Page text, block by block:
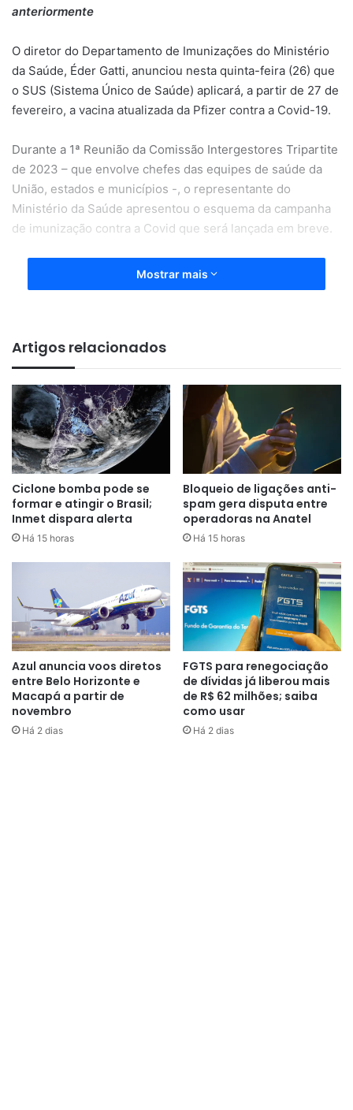
anteriormente
O diretor do Departamento de Imunizações do Ministério
da Saúde, Éder Gatti, anunciou nesta quinta-feira (26) que
o SUS (Sistema Único de Saúde) aplicará, a partir de 27 de
fevereiro, a vacina atualizada da Pfizer contra a Covid-19.
Durante a 1ª Reunião da Comissão Intergestores Tripartite
de 2023 – que envolve chefes das equipes de saúde da
União, estados e municípios -, o representante do
Ministério da Saúde apresentou o esquema da campanha
de imunização contra a Covid que será lançada em breve.
O reforço com a vacina bivalente da Pfizer, que oferece
proteção específica contra a variante Ômicron do
tenha tomado ao menos duas doses dos imunizantes
disponíveis até então.
• Fase 1:pessoas maiores de 70 anos, residentes de
instituições de longa permanência, indivíduos
imunocomprometidos, moradores de comunidades
indígenas, ribeirinhas e quilombolas;
• Fase 2: pessoas de 60 a 69 anos;
• Fase 3:gestantes e puérperas;
Profissionais da saúde;
Além do reforço com o imunizante bivalente, o governo vai
usar a campanha para aumentar a cobertura vacinal de
indivíduos que não completaram o esquema primário.
Atualmente, pessoas até 40 anos podem tomar uma dose
adicional. Para quem tem mais de 40 anos, estão liberadas
Mostrar mais
Artigos relacionados
Ciclone bomba pode se
formar e atingir o Brasil;
Inmet dispara alerta
Há 15 horas
Bloqueio de ligações anti-
spam gera disputa entre
operadoras na Anatel
Há 15 horas
Azul anuncia voos diretos
entre Belo Horizonte e
Macapá a partir de
novembro
Há 2 dias
FGTS para renegociação
de dívidas já liberou mais
de R$ 62 milhões; saiba
como usar
Há 2 dias